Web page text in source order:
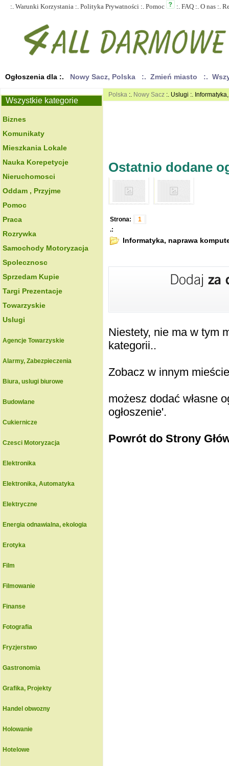
:. Warunki Korzystania :. Polityka Prywatności :. Pomoc :. FAQ :. O nas :.
Ogłoszenia dla :. Nowy Sacz, Polska :. Zmień miasto :.
Wszystkie kategorie
Biznes
Komunikaty
Mieszkania Lokale
Nauka Korepetycje
Nieruchomosci
Oddam , Przyjme
Pomoc
Praca
Rozrywka
Samochody Motoryzacja
Spolecznosc
Sprzedam Kupie
Targi Prezentacje
Towarzyskie
Uslugi
Agencje Towarzyskie
Alarmy, Zabezpieczenia
Biura, uslugi biurowe
Budowlane
Cukiernicze
Czesci Motoryzacja
Elektronika
Elektronika, Automatyka
Elektryczne
Energia odnawialna, ekologia
Erotyka
Film
Filmowanie
Finanse
Fotografia
Fryzjerstwo
Gastronomia
Grafika, Projekty
Handel obwozny
Holowanie
Hotelowe
Polska :. Nowy Sacz :. Uslugi :.
Ostatnio dodane
Strona:
1
.:
Informatyka, naprawa
Niestety, nie ma w tym
kategorii..
Zobacz w innym
możesz dodać własne
ogłoszenie'.
Powrót do Strony